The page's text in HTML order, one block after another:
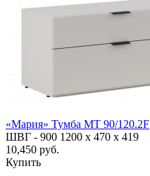
«Мария» Тумба МТ 90/120.2F
ШВГ - 900 1200 х 470 х 419
10,450 руб.
Купить